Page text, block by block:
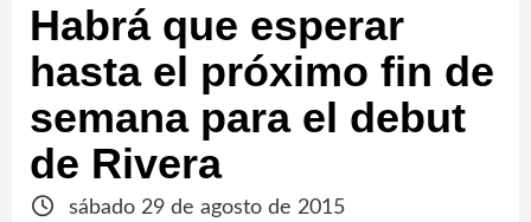
Habrá que esperar
hasta el próximo fin de
semana para el debut
de Rivera
sábado 29 de agosto de 2015